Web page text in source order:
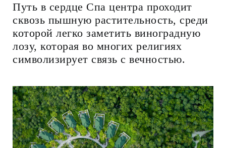
Путь в сердце Спа центра проходит
сквозь пышную растительность, среди
которой легко заметить виноградную
лозу, которая во многих религиях
символизирует связь с вечностью.